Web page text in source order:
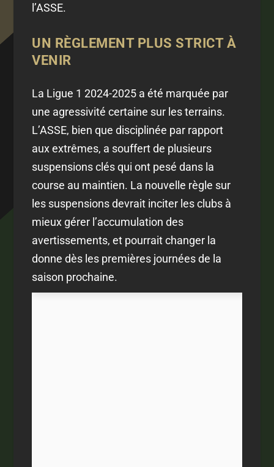
l’ASSE.
UN RÈGLEMENT PLUS STRICT À
VENIR
La Ligue 1 2024-2025 a été marquée par
une agressivité certaine sur les terrains.
L’ASSE, bien que disciplinée par rapport
aux extrêmes, a souffert de plusieurs
suspensions clés qui ont pesé dans la
course au maintien. La nouvelle règle sur
les suspensions devrait inciter les clubs à
mieux gérer l’accumulation des
avertissements, et pourrait changer la
donne dès les premières journées de la
saison prochaine.